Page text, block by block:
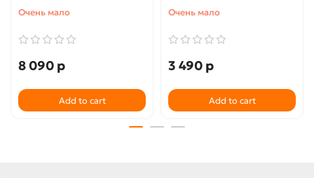
Очень мало
8 090 р
Add to cart
Очень мало
3 490 р
Add to cart